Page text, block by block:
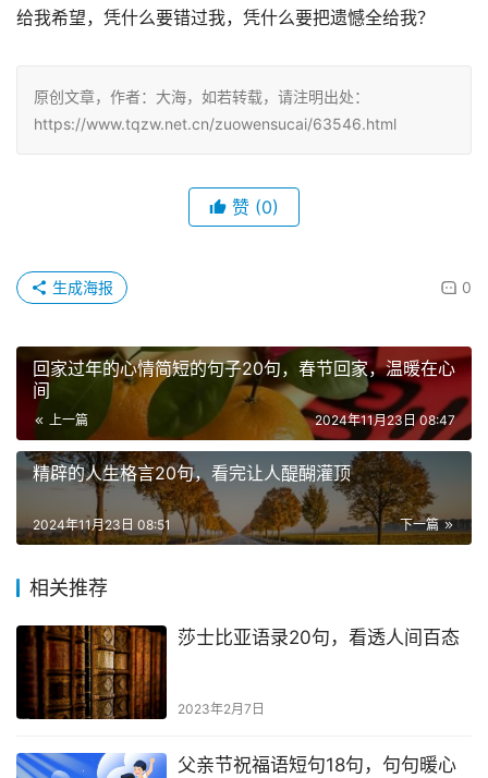
给我希望，凭什么要错过我，凭什么要把遗憾全给我？
原创文章，作者：大海，如若转载，请注明出处：
https://www.tqzw.net.cn/zuowensucai/63546.html
赞 (0)
0
生成海报
回家过年的心情简短的句子20句，春节回家，温暖在心
间
上一篇 2024年11月23日 08:47
精辟的人生格言20句，看完让人醍醐灌顶
下一篇
2024年11月23日 08:51
相关推荐
莎士比亚语录20句，看透人间百态
2023年2月7日
父亲节祝福语短句18句，句句暖心